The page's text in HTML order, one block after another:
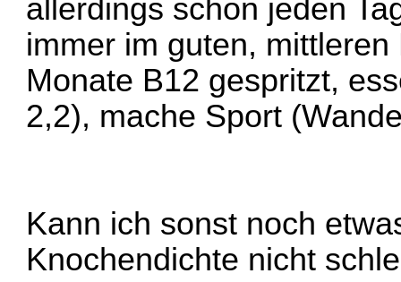
allerdings schon jeden
immer im guten,
Monate B12 gespritzt,
2,2), mache Sport
Kann ich sonst noch
Knochendichte nicht